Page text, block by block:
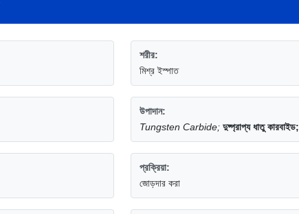
শরীর:
মিশ্র ইস্পাত
উপাদান:
Tungsten Carbide; দুষ্প্রাপ্য ধাতু কারবাইড;
প্রক্রিয়া:
জোড়দার করা